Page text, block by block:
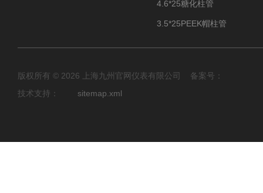
4.6*25糖化柱管
3.5*25PEEK帽柱管
版权所有 © 2026 上海九州官网仪表有限公司 备案号：
技术支持： sitemap.xml